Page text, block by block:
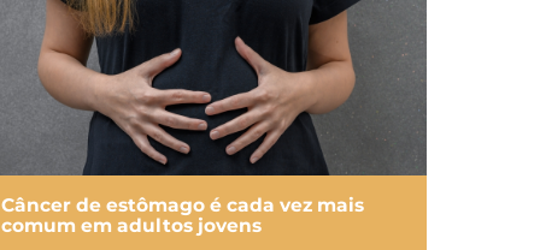
Câncer de estômago é cada vez mais
comum em adultos jovens